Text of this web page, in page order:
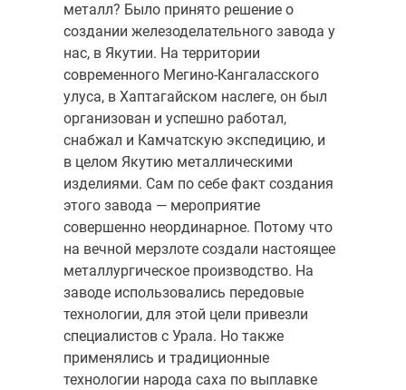
металл? Было принято решение о
создании железоделательного завода у
нас, в Якутии. На территории
современного Мегино-Кангаласского
улуса, в Хаптагайском наслеге, он был
организован и успешно работал,
снабжал и Камчатскую экспедицию, и
в целом Якутию металлическими
изделиями. Сам по себе факт создания
этого завода — мероприятие
совершенно неординарное. Потому что
на вечной мерзлоте создали настоящее
металлургическое производство. На
заводе использовались передовые
технологии, для этой цели привезли
специалистов с Урала. Но также
применялись и традиционные
технологии народа саха по выплавке